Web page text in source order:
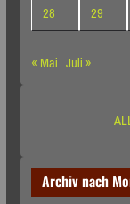
28
29
« Mai Juli »
Archiv nach